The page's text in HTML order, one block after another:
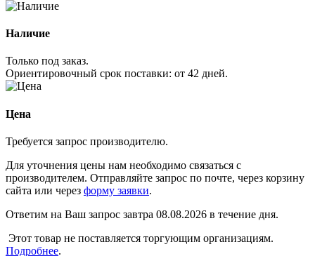
Наличие
Только под заказ.
Ориентировочный срок поставки: от 42 дней.
Цена
Требуется запрос производителю.
Для уточнения цены нам необходимо связаться с
производителем. Отправляйте запрос по почте, через корзину
сайта или через форму заявки.
Ответим на Ваш запрос завтра 08.08.2026 в течение дня.
Этот товар не поставляется торгующим организациям.
Подробнее.